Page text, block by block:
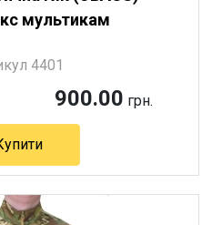
мультикам
4401
900.00 грн.